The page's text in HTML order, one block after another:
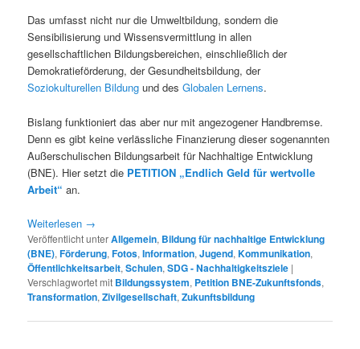
Das umfasst nicht nur die Umweltbildung, sondern die
Sensibilisierung und Wissensvermittlung in allen
gesellschaftlichen Bildungsbereichen, einschließlich der
Demokratieförderung, der Gesundheitsbildung, der
Soziokulturellen Bildung und desGlobalen Lernens.
Bislang funktioniert das aber nur mit angezogener Handbremse.
Denn es gibt keine verlässliche Finanzierung dieser sogenannten
Außerschulischen Bildungsarbeit für Nachhaltige Entwicklung
(BNE). Hier setzt die PETITION „Endlich Geld für wertvolle
Arbeit“ an.
Weiterlesen →
Veröffentlicht unterAllgemein, Bildung für nachhaltige Entwicklung
(BNE),Förderung,Fotos,Information,Jugend,Kommunikation,
Öffentlichkeitsarbeit,Schulen,SDG - Nachhaltigkeitsziele |
Verschlagwortet mit Bildungssystem, Petition BNE-Zukunftsfonds,
Transformation,Zivilgesellschaft,Zukunftsbildung